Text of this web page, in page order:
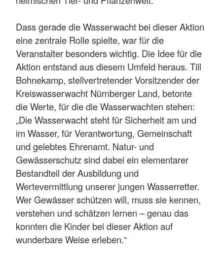
Dass gerade die Wasserwacht bei dieser Aktion
eine zentrale Rolle spielte, war für die
Veranstalter besonders wichtig. Die Idee für die
Aktion entstand aus diesem Umfeld heraus. Till
Bohnekamp, stellvertretender Vorsitzender der
Kreiswasserwacht Nürnberger Land, betonte
die Werte, für die die Wasserwachten stehen:
„Die Wasserwacht steht für Sicherheit am und
im Wasser, für Verantwortung, Gemeinschaft
und gelebtes Ehrenamt. Natur- und
Gewässerschutz sind dabei ein elementarer
Bestandteil der Ausbildung und
Wertevermittlung unserer jungen Wasserretter.
Wer Gewässer schützen will, muss sie kennen,
verstehen und schätzen lernen – genau das
konnten die Kinder bei dieser Aktion auf
wunderbare Weise erleben.“